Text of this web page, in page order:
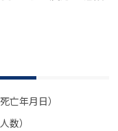
亡年月日）
数）